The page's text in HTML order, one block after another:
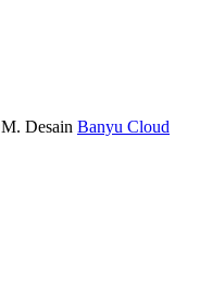
Desain Banyu Cloud